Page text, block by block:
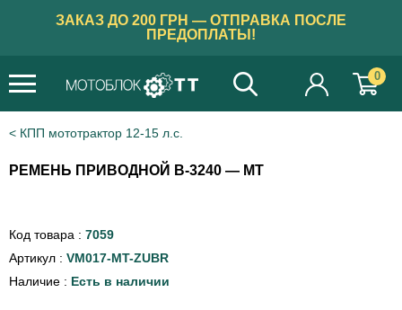
ЗАКАЗ ДО 200 ГРН — ОТПРАВКА ПОСЛЕ
ПРЕДОПЛАТЫ!
0
КПП мототрактор 12-15 л.с.
РЕМЕНЬ ПРИВОДНОЙ B-3240 — МТ
Код товара : 7059
Артикул : VM017-MT-ZUBR
Наличие : Есть в наличии